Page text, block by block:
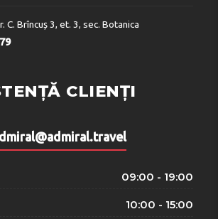
C. Brîncuș 3, et. 3, sec. Botanica
CLIENȚI
09:00 - 19:00
10:00 - 15:00